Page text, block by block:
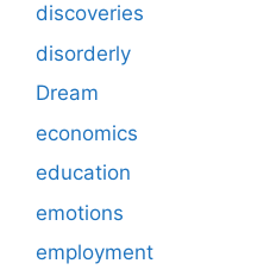
discoveries
disorderly
Dream
economics
education
emotions
employment